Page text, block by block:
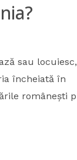
sau
încheiată în
românești